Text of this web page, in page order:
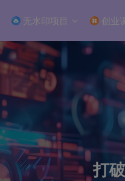
无水印项目 创业
打